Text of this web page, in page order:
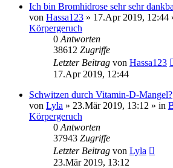
Ich bin Bromhidrose sehr sehr
von Hassa123 » 17.Apr 2019, 12:44
Körpergeruch
0 Antworten
38612 Zugriffe
Letzter Beitrag von Hassa123
17.Apr 2019, 12:44
Schwitzen durch Vitamin-D-Mangel?
von Lyla » 23.Mär 2019, 13:12 » in
Körpergeruch
0 Antworten
37943 Zugriffe
Letzter Beitrag von Lyla
23.Mär 2019, 13:12